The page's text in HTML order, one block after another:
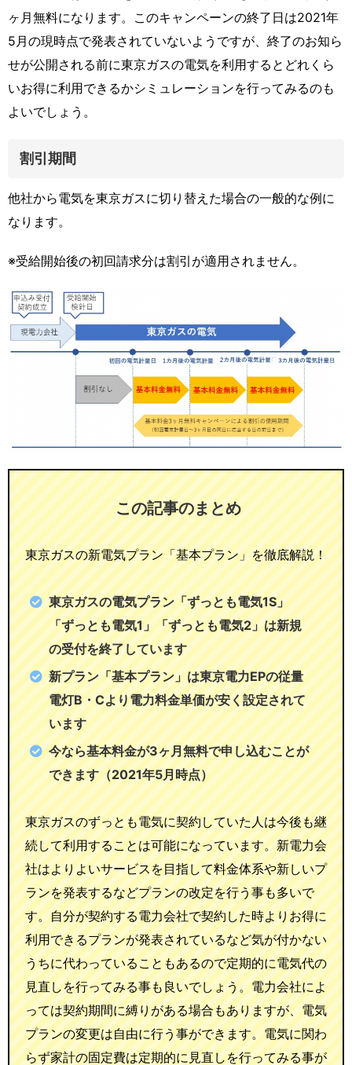
ヶ月無料になります。このキャンペーンの終了日は2021年
5月の現時点で発表されていないようですが、終了のお知ら
せが公開される前に東京ガスの電気を利用するとどれくら
いお得に利用できるかシミュレーションを行ってみるのも
よいでしょう。
割引期間
他社から電気を東京ガスに切り替えた場合の一般的な例に
なります。
※受給開始後の初回請求分は割引が適用されません。
この記事のまとめ
東京ガスの新電気プラン「基本プラン」を徹底解説！
東京ガスの電気プラン「ずっとも電気1S」
「ずっとも電気1」「ずっとも電気2」は新規
の受付を終了しています
新プラン「基本プラン」は東京電力EPの従量
電灯B・Cより電力料金単価が安く設定されて
います
今なら基本料金が3ヶ月無料で申し込むことが
できます（2021年5月時点）
東京ガスのずっとも電気に契約していた人は今後も継
続して利用することは可能になっています。新電力会
社はよりよいサービスを目指して料金体系や新しいプ
ランを発表するなどプランの改定を行う事も多いで
す。自分が契約する電力会社で契約した時よりお得に
利用できるプランが発表されているなど気が付かない
うちに代わっていることもあるので定期的に電気代の
見直しを行ってみる事も良いでしょう。電力会社によ
っては契約期間に縛りがある場合もありますが、電気
プランの変更は自由に行う事ができます。電気に関わ
らず家計の固定費は定期的に見直しを行ってみる事が